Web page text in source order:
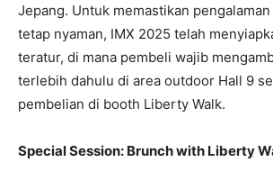
Jepang. Untuk memastikan
tetap nyaman, IMX 2025 telah
teratur, di mana pembeli wajib
terlebih dahulu di area outdoor Hall 9
pembelian di booth Liberty Walk.
Special Session: Brunch with Liberty